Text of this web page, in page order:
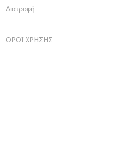
Διατροφή
ΟΡΟΙ ΧΡΗΣΗΣ